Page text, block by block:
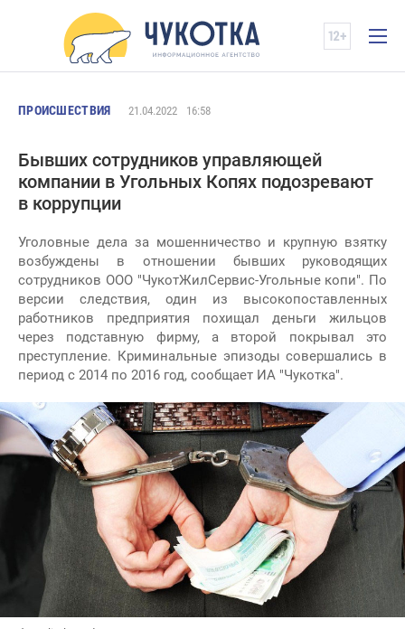
ПРОИСШЕСТВИЯ 21.04.2022 16:58
Бывших сотрудников управляющей
компании в Угольных Копях подозревают
в коррупции
Уголовные дела за мошенничество и крупную взятку
возбуждены в отношении бывших руководящих
сотрудников ООО "ЧукотЖилСервис-Угольные копи". По
версии следствия, один из высокопоставленных
работников предприятия похищал деньги жильцов
через подставную фирму, а второй покрывал это
преступление. Криминальные эпизоды совершались в
период с 2014 по 2016 год, сообщает ИА "Чукотка".